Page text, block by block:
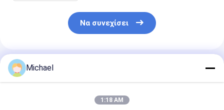
Να συνεχίσει
Συνιστώμενα Προϊόντα
Michael
1:18 AM